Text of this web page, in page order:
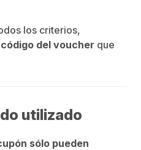
los criterios,
del voucher que
utilizado
sólo pueden